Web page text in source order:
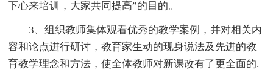
下心来培训，大家共同提高”的目的。
3、组织教师集体观看优秀的教学案例，并对相关内
容和论点进行研讨，教育家生动的现身说法及先进的教
育教学理念和方法，使全体教师对新课改有了更全面的.